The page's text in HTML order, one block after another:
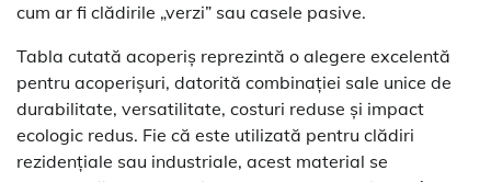
cum ar fi clădirile „verzi” sau casele pasive.
Tabla cutată acoperiș reprezintă o alegere excelentă
pentru acoperișuri, datorită combinației sale unice de
durabilitate, versatilitate, costuri reduse și impact
ecologic redus. Fie că este utilizată pentru clădiri
rezidențiale sau industriale, acest material se